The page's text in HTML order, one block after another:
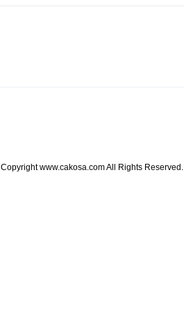
Copyright www.cakosa.com All Rights Reserved.